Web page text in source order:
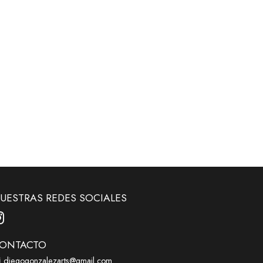
REDES SOCIALES
diegogonzalezarts@gmail.com